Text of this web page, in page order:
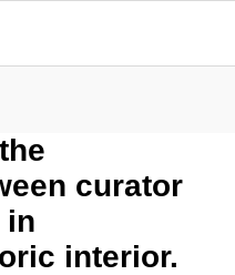
curator
in
interior.